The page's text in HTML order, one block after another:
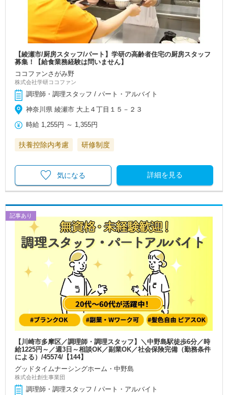
【綾瀬市/厨房スタッフ/パート】学研の高齢者住宅の厨房スタッフ
募集！【給食業務経験は問いません】
ココファンさがみ野
株式会社学研ココファン
調理師・調理スタッフ / パート・アルバイト
神奈川県 綾瀬市 大上４丁目１５－２３
時給 1,255円 ～ 1,355円
扶養控除内考慮 研修制度
詳細を見る
気になる
記事あり
【川崎市多摩区／調理師・調理スタッフ】＼中野島駅徒歩6分／時
給1225円～／週3日～相談OK／副業OK／社会保険完備（勤務条件
による）/45574/【144】
グッドタイムナーシングホーム・中野島
株式会社創生事業団
調理師・調理スタッフ / パート・アルバイト